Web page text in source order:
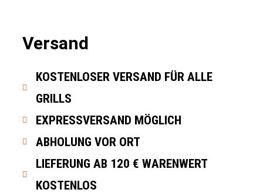
Versand
KOSTENLOSER VERSAND FÜR ALLE
GRILLS
EXPRESSVERSAND MÖGLICH
ABHOLUNG VOR ORT
LIEFERUNG AB 120 € WARENWERT
KOSTENLOS